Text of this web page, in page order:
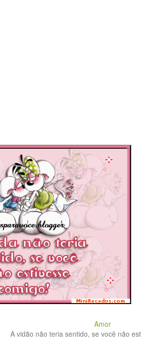
Amor
A vidão não teria sentido, se você não